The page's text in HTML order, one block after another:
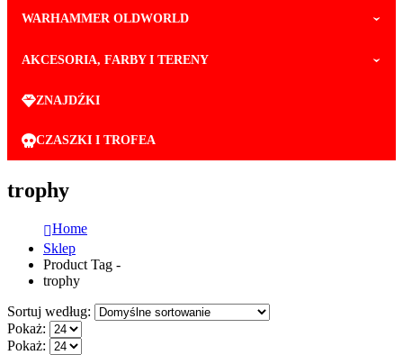
WARHAMMER OLDWORLD
AKCESORIA, FARBY I TERENY
ZNAJDŹKI
CZASZKI I TROFEA
trophy
Home
Sklep
Product Tag -
trophy
Sortuj według:
Pokaż:
Pokaż: